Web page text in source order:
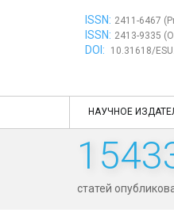
ISSN: 2411-6467
ISSN: 2413-9335
DOI: 10.31618/
НАУЧНОЕ
статей